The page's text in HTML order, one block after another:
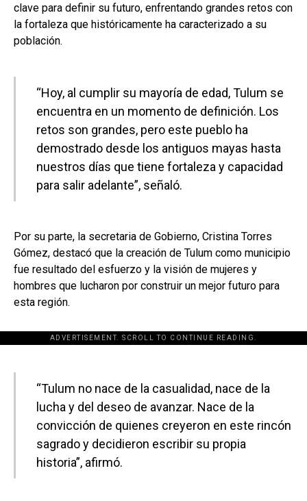
clave para definir su futuro, enfrentando grandes retos con
la fortaleza que históricamente ha caracterizado a su
población.
“Hoy, al cumplir su mayoría de edad, Tulum se
encuentra en un momento de definición. Los
retos son grandes, pero este pueblo ha
demostrado desde los antiguos mayas hasta
nuestros días que tiene fortaleza y capacidad
para salir adelante”, señaló.
Por su parte, la secretaria de Gobierno, Cristina Torres
Gómez, destacó que la creación de Tulum como municipio
fue resultado del esfuerzo y la visión de mujeres y
hombres que lucharon por construir un mejor futuro para
esta región.
ADVERTISEMENT. SCROLL TO CONTINUE READING.
[adsforwp id="243463"]
“Tulum no nace de la casualidad, nace de la
lucha y del deseo de avanzar. Nace de la
convicción de quienes creyeron en este rincón
sagrado y decidieron escribir su propia
historia”, afirmó.